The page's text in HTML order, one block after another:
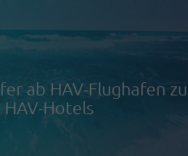
ab HAV-Flughafen zu
HAV-Hotels